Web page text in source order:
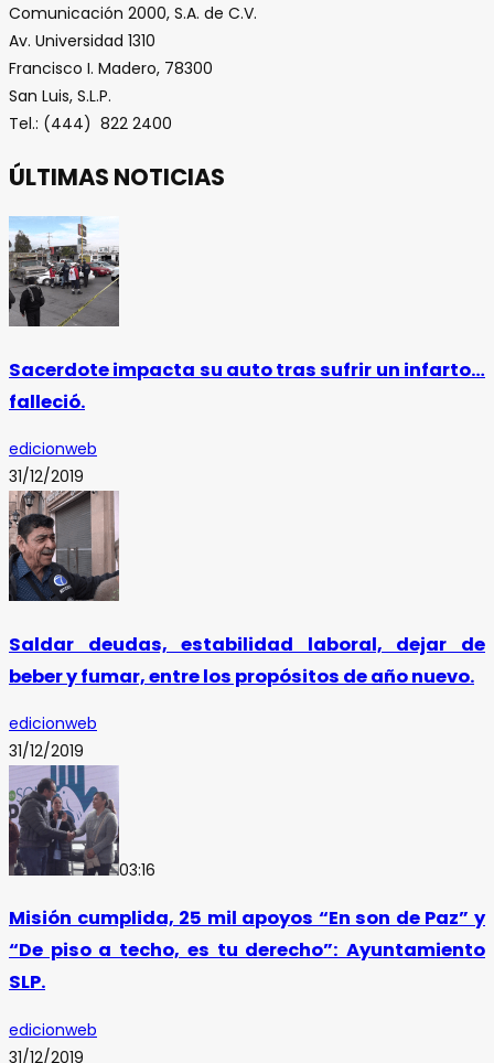
Comunicación 2000, S.A. de C.V.
Av. Universidad 1310
Francisco I. Madero, 78300
San Luis, S.L.P.
Tel.: (444) 822 2400
ÚLTIMAS NOTICIAS
Sacerdote impacta su auto tras sufrir un infarto…
falleció.
edicionweb
31/12/2019
Saldar deudas, estabilidad laboral, dejar de
beber y fumar, entre los propósitos de año nuevo.
edicionweb
31/12/2019
03:16
Misión cumplida, 25 mil apoyos “En son de Paz” y
“De piso a techo, es tu derecho”: Ayuntamiento
SLP.
edicionweb
31/12/2019